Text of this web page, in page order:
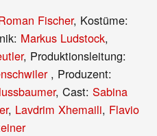
Fischer, Kostüme:
Markus Ludstock,
, Produktionsleitung:
, Produzent:
, Cast:Sabina
, Lavdrim Xhemaili, Flavio